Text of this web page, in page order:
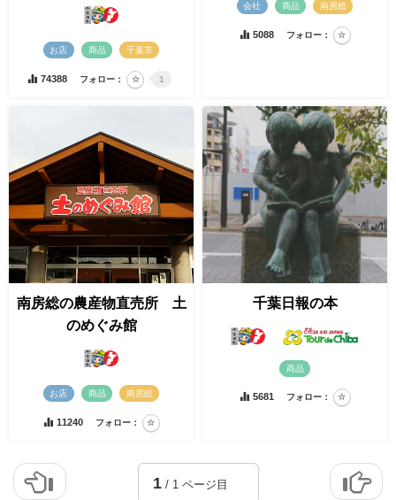
お店 商品 千葉市
74388 フォロー： 1
会社 商品 南房総
5088 フォロー：
南房総の農産物直売所 土
のめぐみ館
お店 商品 南房総
11240 フォロー：
千葉日報の本
商品
5681 フォロー：
1/ 1 ページ目